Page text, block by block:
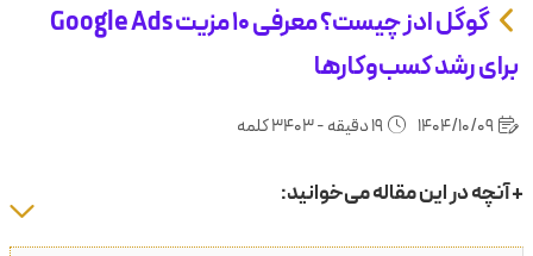
گوگل ادز چیست؟ معرفی ۱۰ مزیت Google Ads
برای رشد کسب‌وکارها
+ آنچه در این مقاله می‌خوانید: